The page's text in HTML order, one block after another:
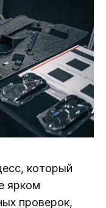
который
ярком
проверок,